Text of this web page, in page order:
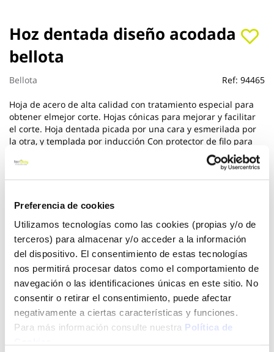
Preferencia de cookies
Utilizamos tecnologías como las cookies (propias y/o de
terceros) para almacenar y/o acceder a la información
del dispositivo. El consentimiento de estas tecnologías
nos permitirá procesar datos como el comportamiento de
navegación o las identificaciones únicas en este sitio. No
consentir o retirar el consentimiento, puede afectar
negativamente a ciertas características y funciones.
Para más información consulte nuestra Política de
Hoz dentada diseño acodada
bellota
Bellota Ref: 94465
Hoja de acero de alta calidad con tratamiento especial para
obtener elmejor corte. Hojas cónicas para mejorar y facilitar
el corte. Hoja dentada picada por una cara y esmerilada por
la otra, y templada por inducción Con protector de filo para
mayor seguridad. Mango de madera con virola metálica para
una perfecta fijación mango hoja.
13,50 €
Introduce tu e-mail y te avisaremos si el artículo vuelve a
estar disponible.
Avisarme
Saltar
al
comienzo
de
la
de
imágenes